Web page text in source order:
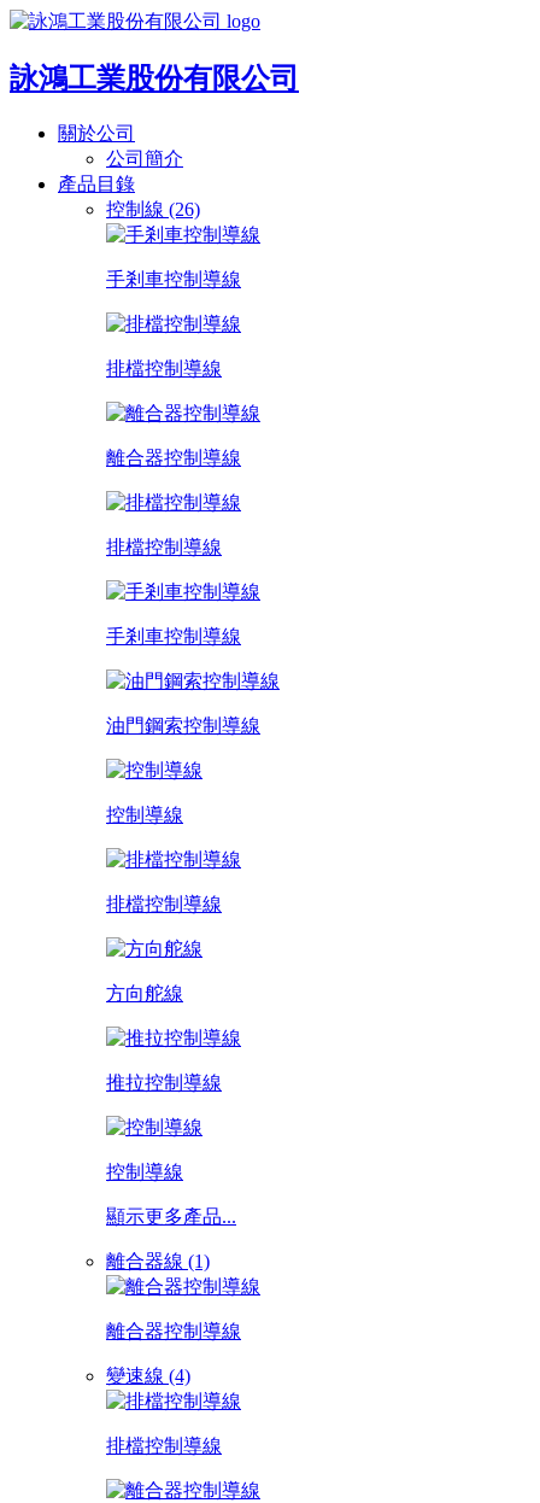
詠鴻工業股份有限公司
關於公司
公司簡介
產品目錄
控制線 (26)
手剎車控制導線
排檔控制導線
離合器控制導線
排檔控制導線
手剎車控制導線
油門鋼索控制導線
控制導線
排檔控制導線
方向舵線
推拉控制導線
控制導線
顯示更多產品...
離合器線 (1)
離合器控制導線
變速線 (4)
排檔控制導線